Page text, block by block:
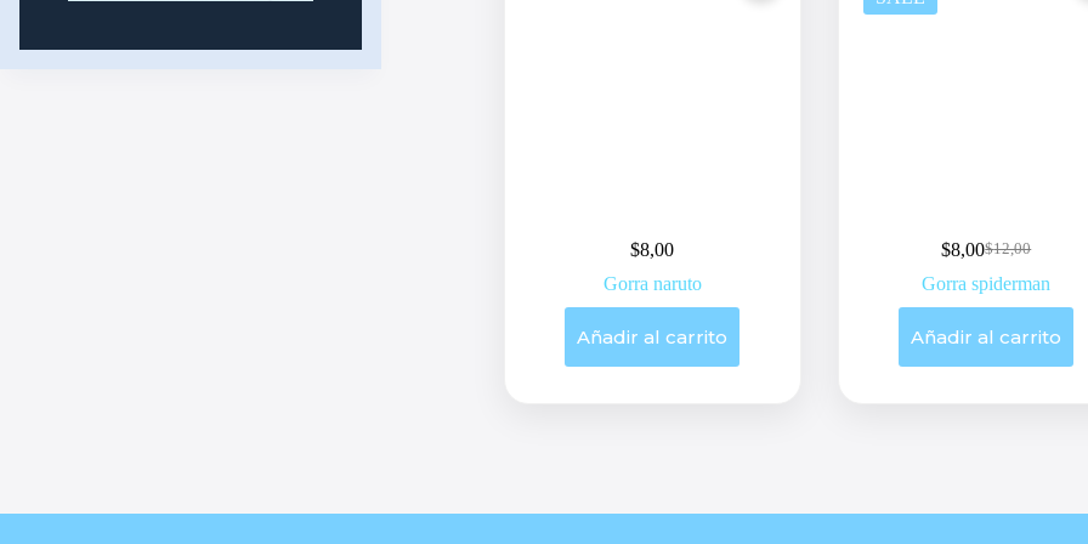
$8,00
Gorra naruto
Añadir al carrito
$12,00
Original
price
was:
$8,00Current
price
is:
Gorra spiderman
Añadir al carrito